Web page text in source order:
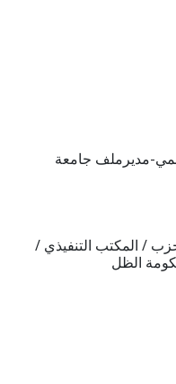
مديرملف جامعة
الحزب / المكتب التنفيذي /
الظل